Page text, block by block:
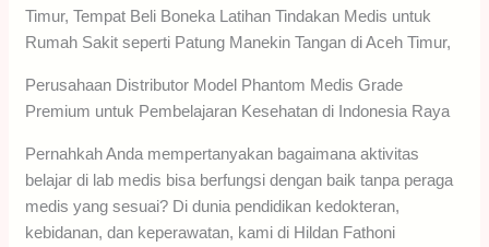
Timur, Tempat Beli Boneka Latihan Tindakan Medis untuk
Rumah Sakit seperti Patung Manekin Tangan di Aceh Timur,
Perusahaan Distributor Model Phantom Medis Grade
Premium untuk Pembelajaran Kesehatan di Indonesia Raya
Pernahkah Anda mempertanyakan bagaimana aktivitas
belajar di lab medis bisa berfungsi dengan baik tanpa peraga
medis yang sesuai? Di dunia pendidikan kedokteran,
kebidanan, dan keperawatan, kami di Hildan Fathoni